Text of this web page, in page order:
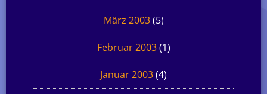
März 2003(5)
Februar 2003(1)
Januar 2003(4)